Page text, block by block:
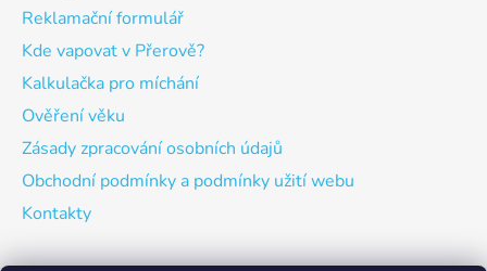
Reklamační formulář
Kde vapovat v Přerově?
Kalkulačka pro míchání
Ověření věku
Zásady zpracování osobních údajů
Obchodní podmínky a podmínky užití webu
Kontakty